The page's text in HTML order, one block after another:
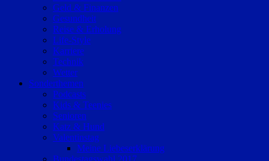
Geld & Finanzen
Gesundheit
Reise & Erholung
Life-Style
Karriere
Technik
Wetter
Sonderthemen
Podcasts
Kids & Teenies
Senioren
Katz & Hund
Valentinstag
Meine Liebeserklärung
Bundestagswahl 2017